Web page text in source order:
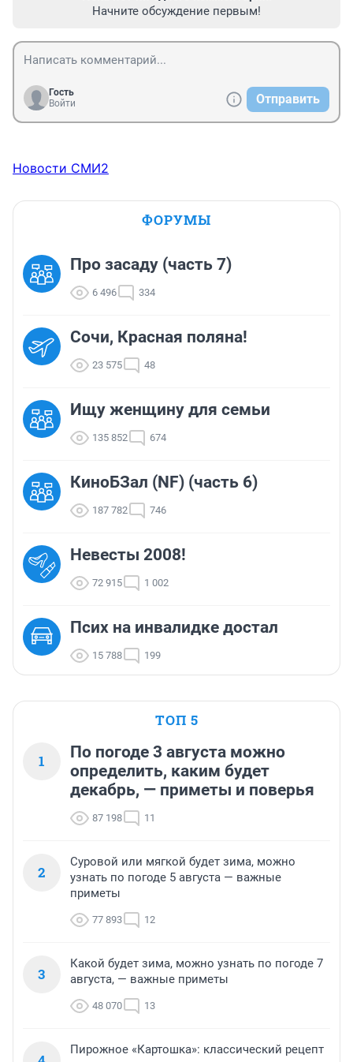
Начните обсуждение первым!
Гость
Войти
Отправить
Новости СМИ2
ФОРУМЫ
Про засаду (часть 7)
6 496 334
Сочи, Красная поляна!
23 575 48
Ищу женщину для семьи
135 852 674
КиноБЗал (NF) (часть 6)
187 782 746
Невесты 2008!
72 915 1 002
Псих на инвалидке достал
15 788 199
ТОП 5
1
По погоде 3 августа можно
определить, каким будет
декабрь, — приметы и поверья
87 198 11
2
Суровой или мягкой будет зима, можно
узнать по погоде 5 августа — важные
приметы
77 893 12
3
Какой будет зима, можно узнать по погоде 7
августа, — важные приметы
48 070 13
Пирожное «Картошка»: классический рецепт